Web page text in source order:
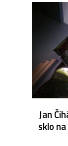
Jan
sklo